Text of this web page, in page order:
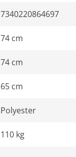
7340220864697
74 cm
74 cm
65 cm
Polyester
110 kg